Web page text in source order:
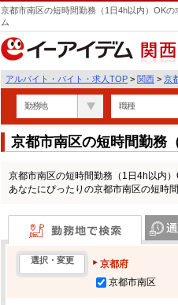
京都市南区の短時間勤務（1日4h以内）OK
ム
関西
アルバイト・バイト・求人TOP > 関西 > 京
勤務地 職種
京都市南区の短時間勤務
京都市南区の短時間勤務（1日4h以内
あなたにぴったりの京都市南区の短時
勤務地で検索
選択・変更
京都府
京都市南区